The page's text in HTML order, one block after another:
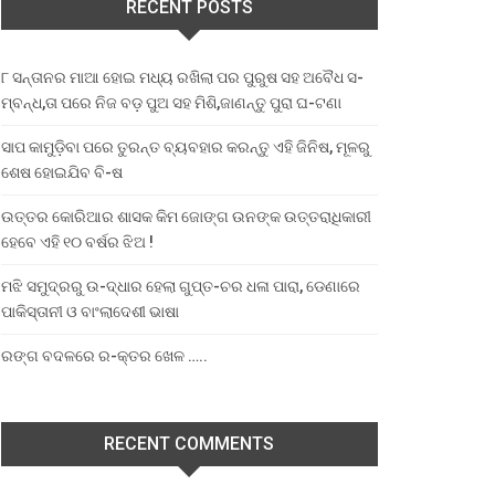
RECENT POSTS
୮ ସନ୍ତାନର ମାଆ ହୋଇ ମଧ୍ୟ ରଖିଲା ପର ପୁରୁଷ ସହ ଅବୈଧ ସ-
ମ୍ବନ୍ଧ,ତା ପରେ ନିଜ ବଡ଼ ପୁଅ ସହ ମିଶି,ଜାଣନ୍ତୁ ପୁରା ଘ-ଟଣା
ସାପ କାମୁଡ଼ିବା ପରେ ତୁରନ୍ତ ବ୍ୟବହାର କରନ୍ତୁ ଏହି ଜିନିଷ, ମୂଳରୁ
ଶେଷ ହୋଇଯିବ ବି-ଷ
ଉତ୍ତର କୋରିଆର ଶାସକ କିମ ଜୋଙ୍ଗ ଉନଙ୍କ ଉତ୍ତରାଧିକାରୀ
ହେବେ ଏହି ୧୦ ବର୍ଷର ଝିଅ !
ମଝି ସମୁଦ୍ରରୁ ଉ-ଦ୍ଧାର ହେଲା ଗୁପ୍ତ-ଚର ଧଳା ପାରା, ଡେଣାରେ
ପାକିସ୍ତାନୀ ଓ ବାଂଲାଦେଶୀ ଭାଷା
ରଙ୍ଗ ବଦଳରେ ର-କ୍ତର ଖେଳ …..
RECENT COMMENTS